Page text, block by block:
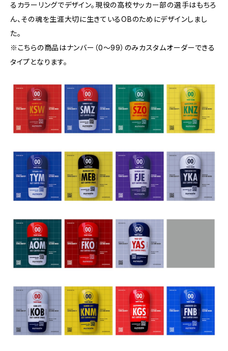
るカラーリングでデザイン。現役の高校サッカー部の選手はもちろ
ん、その魂を生涯大切に生きているOBのためにデザインしまし
た。
※こちらの商品はナンバー（0〜99）のみカスタムオーダーできる
タイプとなります。